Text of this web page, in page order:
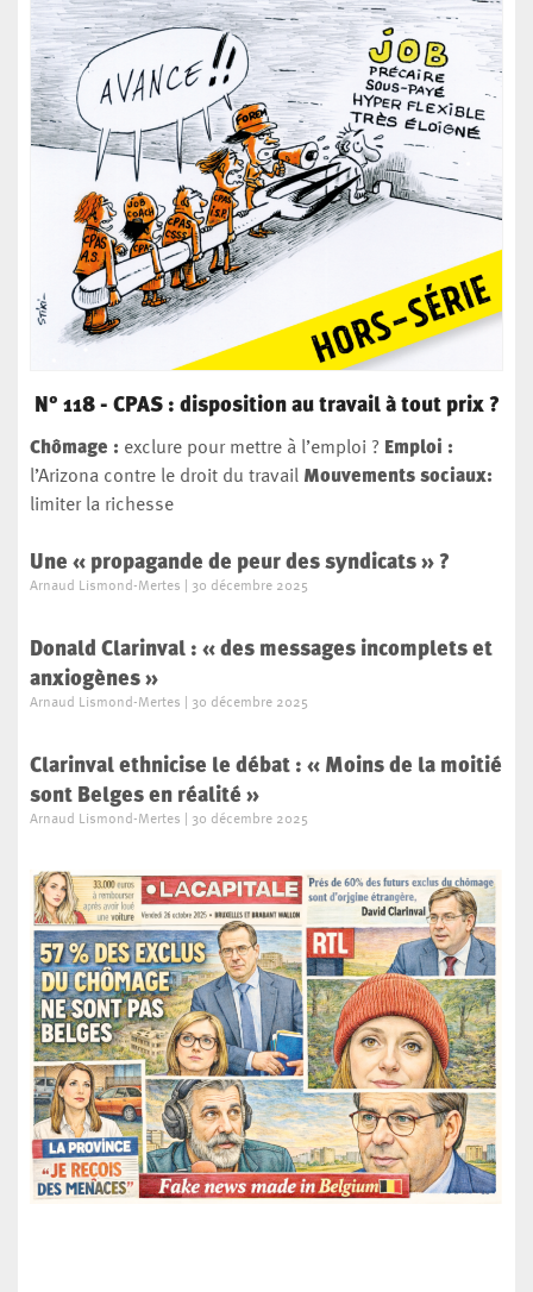
Une « propagande de peur des syndicats » ?
Arnaud Lismond-Mertes 30 décembre 2025
Donald Clarinval : « des messages incomplets et
anxiogènes »
Arnaud Lismond-Mertes 30 décembre 2025
Clarinval ethnicise le débat : « Moins de la moitié
sont Belges en réalité »
Arnaud Lismond-Mertes 30 décembre 2025
N° 118 - CPAS : disposition au travail à tout prix ?
Chômage : exclure pour mettre à l’emploi ? Emploi :
l’Arizona contre le droit du travail Mouvements sociaux:
limiter la richesse